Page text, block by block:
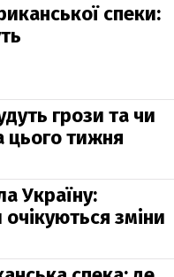
спеки:
грози та чи
цього тижня
Україну:
зміни